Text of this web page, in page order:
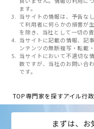
ます。
当サイトの情報は、予告な
て利用者に何らかの損害が
を除き、当社として一切の
当サイトに記載の情報、記
ンテンツの無断複写・転載
当サイトにおいて不適切な
数ですが、当社のお問い合
です。
TOP専門家を探すアイル行
まずは、お